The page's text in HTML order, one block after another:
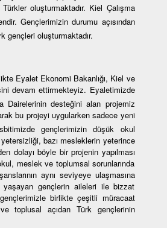
oluşturmaktadır. Kiel Çalışma
Gençlerimizin durumu açısından
gençleri oluşturmaktadır.
Eyalet Ekonomi Bakanlığı, Kiel ve
devam ettirmekteyiz. Eyaletimizde
Dairelerinin desteğini alan projemiz
bu projeyi uygularken sadece yeni
gençlerimizin düşük okul
bazı mesleklerin yeterince
dolayı böyle bir projenin yapılması
meslek ve toplumsal sorunlarında
aynı seviyeye ulaşmasına
yaşayan gençlerin aileleri ile bizzat
birlikte çeşitli müracaat
toplusal açıdan Türk gençlerinin